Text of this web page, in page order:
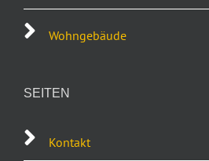
Wohngebäude
SEITEN
Kontakt